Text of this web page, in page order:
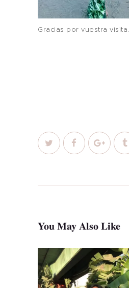
Inicio
Sobre mi
Contacto
Gracias por vuestra visita.
You May Also Like